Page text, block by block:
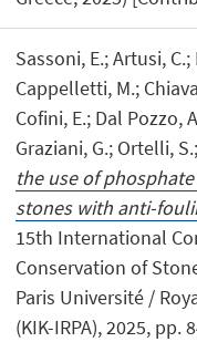
Sassoni, E.; Artusi,
Cappelletti, M.;
Cofini, E.; Dal Pozzo,
Graziani, G.; Ortelli,
the use of
stones with anti-
15th International
Conservation of
Paris Université /
(KIK-IRPA), 2025,